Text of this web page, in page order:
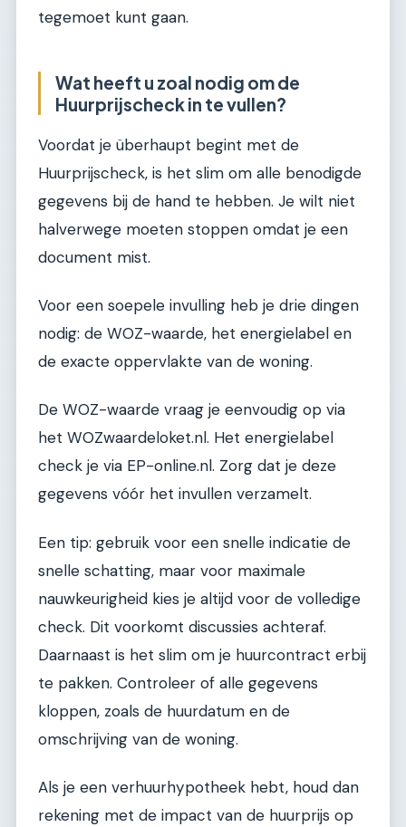
tegemoet kunt gaan.
Wat heeft u zoal nodig om de
Huurprijscheck in te vullen?
Voordat je überhaupt begint met de
Huurprijscheck, is het slim om alle benodigde
gegevens bij de hand te hebben. Je wilt niet
halverwege moeten stoppen omdat je een
document mist.
Voor een soepele invulling heb je drie dingen
nodig: de WOZ-waarde, het energielabel en
de exacte oppervlakte van de woning.
De WOZ-waarde vraag je eenvoudig op via
het WOZwaardeloket.nl. Het energielabel
check je via EP-online.nl. Zorg dat je deze
gegevens vóór het invullen verzamelt.
Een tip: gebruik voor een snelle indicatie de
snelle schatting, maar voor maximale
nauwkeurigheid kies je altijd voor de volledige
check. Dit voorkomt discussies achteraf.
Daarnaast is het slim om je huurcontract erbij
te pakken. Controleer of alle gegevens
kloppen, zoals de huurdatum en de
omschrijving van de woning.
Als je een verhuurhypotheek hebt, houd dan
rekening met de impact van de huurprijs op